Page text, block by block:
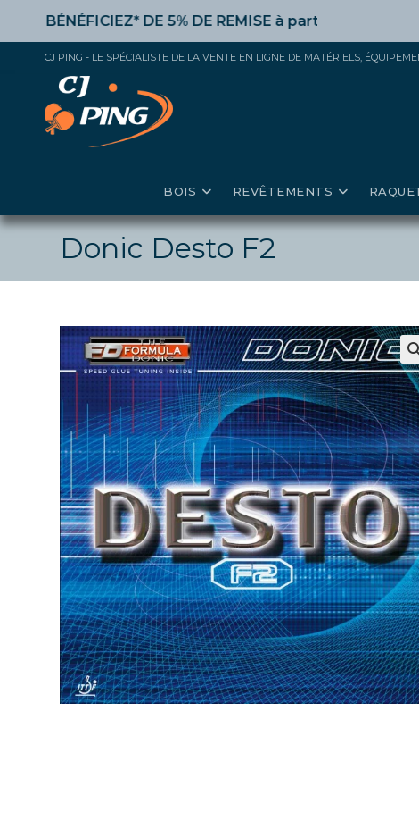
content
DE 5% DE REMISE à partir de 50€ d’achat,
CJ PING - LE SPÉCIALISTE DE LA VENTE EN LIGNE DE MATÉRIELS,
BOIS REVÊTEMENTS
Donic Desto F2